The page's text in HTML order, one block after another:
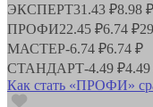
ЭКСПЕРТ31.43 ₽8.98 ₽
ПРОФИ22.45 ₽6.74 ₽
МАСТЕР-6.74 ₽6.74 ₽
СТАНДАРТ-4.49 ₽
Как стать «ПРОФИ»